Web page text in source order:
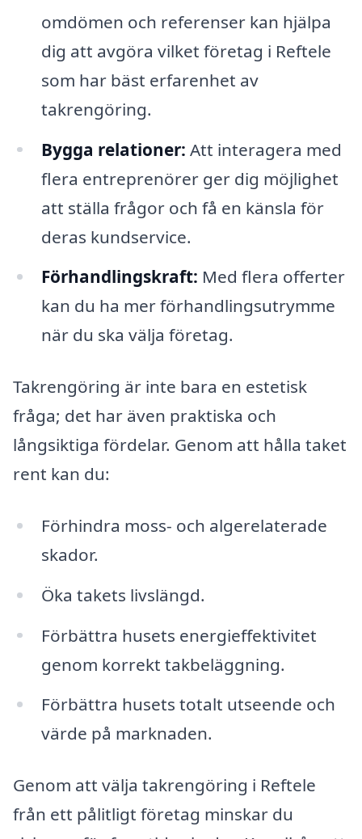
omdömen och referenser kan hjälpa
dig att avgöra vilket företag i Reftele
som har bäst erfarenhet av
takrengöring.
Bygga relationer: Att interagera med
flera entreprenörer ger dig möjlighet
att ställa frågor och få en känsla för
deras kundservice.
Förhandlingskraft: Med flera offerter
kan du ha mer förhandlingsutrymme
när du ska välja företag.
Takrengöring är inte bara en estetisk
fråga; det har även praktiska och
långsiktiga fördelar. Genom att hålla taket
rent kan du:
Förhindra moss- och algerelaterade
skador.
Öka takets livslängd.
Förbättra husets energieffektivitet
genom korrekt takbeläggning.
Förbättra husets totalt utseende och
värde på marknaden.
Genom att välja takrengöring i Reftele
från ett pålitligt företag minskar du